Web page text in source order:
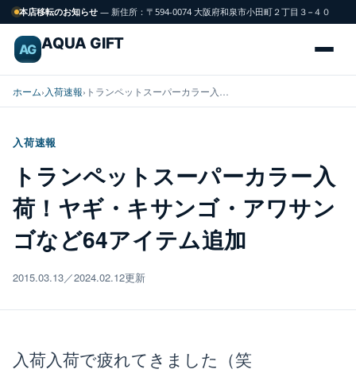
本店移転のお知らせ — 新住所：〒594-0074 大阪府和泉市小田町２丁目３−４０
AG AQUA GIFT
海
水
魚
FISH
サンゴ
飼育用品GEAR
水槽 TANK
ホーム› 入荷速報› トランペットスーパーカラー入…
入荷速報
トランペットスーパーカラー入
荷！ヤギ・キサンゴ・アワサン
ゴなど64アイテム追加
2015.03.13／2024.02.12更新
入荷入荷で疲れてきました（笑